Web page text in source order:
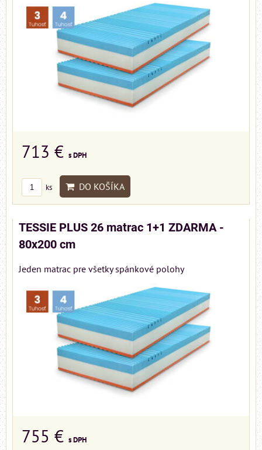
713 € s DPH
ks DO KOŠÍKA
TESSIE PLUS 26 matrac 1+1 ZDARMA -
80x200 cm
Jeden matrac pre všetky spánkové polohy
755 € s DPH